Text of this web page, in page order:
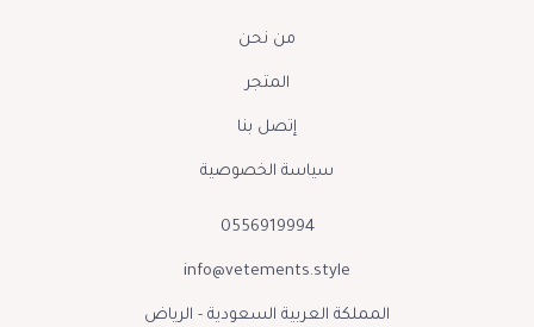
من نحن
المتجر
إتصل بنا
سياسة الخصوصية
0556919994
info@vetements.style
المملكة العربية السعودية - الرياض